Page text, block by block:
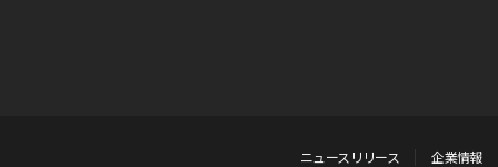
ニュースリリース 企業情報